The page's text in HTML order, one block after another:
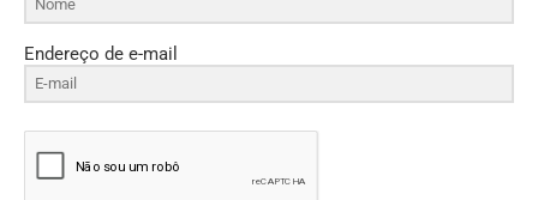
Endereço de e-mail